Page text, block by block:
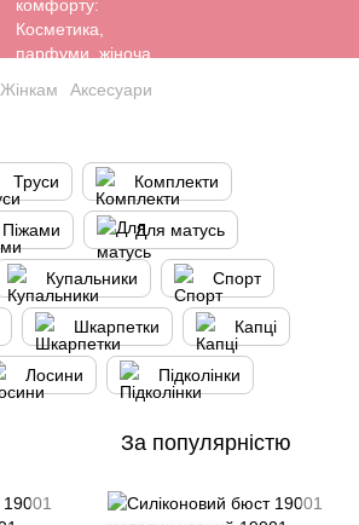
Жінкам Аксесуари
Труси Комплекти
Піжами Для матусь
Купальники Спорт
Шкарпетки Капці
Лосини Підколінки
За популярністю